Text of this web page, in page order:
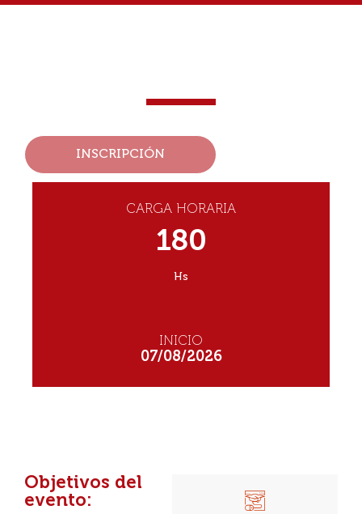
INSCRIPCIÓN
CARGA HORARIA
180
Hs
INICIO
07/08/2026
Objetivos del
evento: